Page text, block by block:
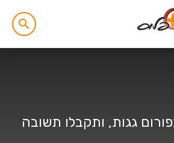
גגות, ותקבלו תשובה